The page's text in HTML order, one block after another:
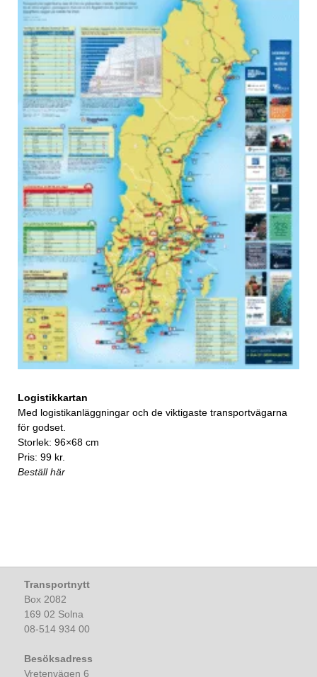
Logistikkartan
Med logistikanläggningar och de viktigaste transportvägarna
för godset.
Storlek: 96×68 cm
Pris: 99 kr.
Beställ här
Transportnytt
Box 2082
169 02 Solna
08-514 934 00
Besöksadress
Vretenvägen 6